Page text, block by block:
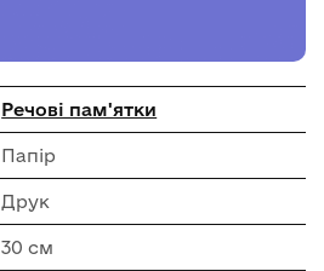
Речові пам'ятки
Папір
Друк
30 см